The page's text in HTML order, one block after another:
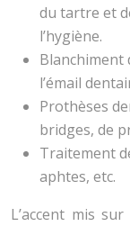
du tartre et
l’hygiène.
Blanchiment
l’émail
Prothèses
bridges, de
Traitement
aphtes, etc.
L’accent mis